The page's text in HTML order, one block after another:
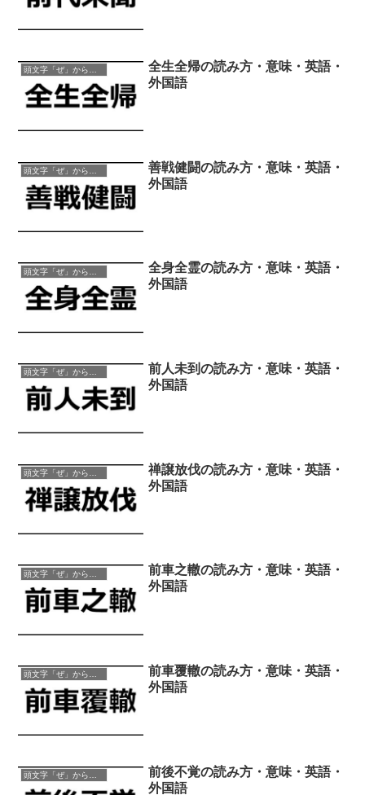
頭文字「ぜ」から始まる四字熟語
全生全帰の読み方・意味・英語・
外国語
善戦健闘の読み方・意味・英語・
外国語
全身全霊の読み方・意味・英語・
外国語
頭文字「ぜ」から始まる四字熟語
前人未到の読み方・意味・英語・
外国語
禅譲放伐の読み方・意味・英語・
外国語
前車之轍の読み方・意味・英語・
外国語
頭文字「ぜ」から始まる四字熟語
前車覆轍の読み方・意味・英語・
外国語
前後不覚の読み方・意味・英語・
外国語